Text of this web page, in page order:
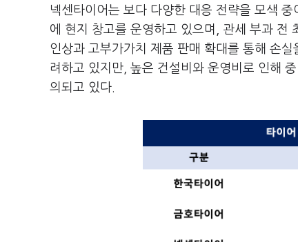
넥센타이어는 보다 다양한 대응 전략을 모색
에 현지 창고를 운영하고 있으며, 관세 부과 전
인상과 고부가가치 제품 판매 확대를 통해 손
려하고 있지만, 높은 건설비와 운영비로 인해
의되고 있다.